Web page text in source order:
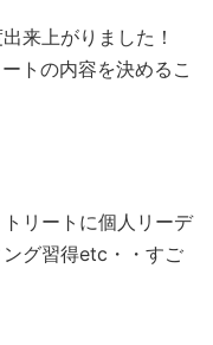
来上がりました！
トの内容を決めるこ
リートに個人リーデ
グ習得etc・・すご